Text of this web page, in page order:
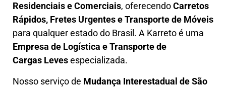
Residenciais e Comerciais, oferecendoCarretos
Rápidos, Fretes Urgentes e Transporte de Móveis
para qualquer estado do Brasil. A Karretoé uma
Empresa de Logística e Transporte de
Cargas Levesespecializada.
Nosso serviço de Mudança Interestadual de São